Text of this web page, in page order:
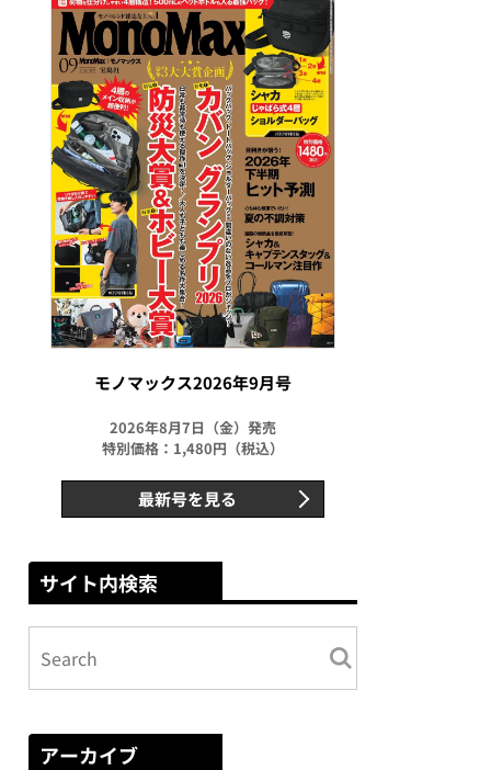
モノマックス2026年9月号
2026年8月7日（金）発売
特別価格：1,480円（税込）
最新号を見る
サイト内検索
アーカイブ